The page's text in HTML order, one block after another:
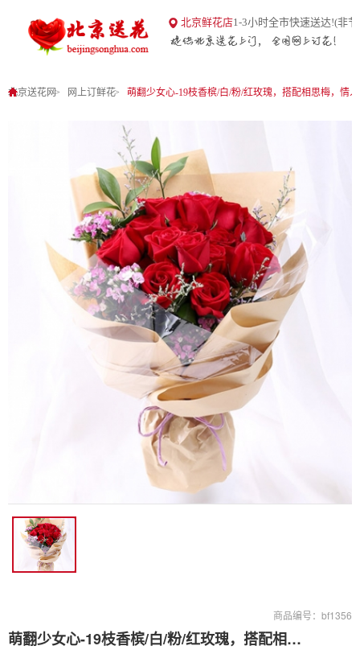
北京送花网
北京鲜花店1-3小时全市快速送达!(非
北京送花网 网上订鲜花 萌翻少女心-19枝香槟/白/粉/红玫瑰，搭配相思梅，情
商品编号：bf1356
萌翻少女心-19枝香槟/白/粉/红玫瑰，搭配相思梅，情人草，绿叶点缀